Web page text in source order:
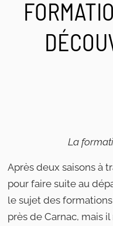
La
Après deux saisons à
pour faire suite au
le sujet des
près de Carnac, mais